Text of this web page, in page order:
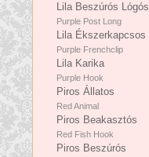
Lila Beszúrós Lógós
Purple Post Long
Lila Ékszerkapcsos
Purple Frenchclip
Lila Karika
Purple Hook
Piros Állatos
Red Animal
Piros Beakasztós
Red Fish Hook
Piros Beszúrós